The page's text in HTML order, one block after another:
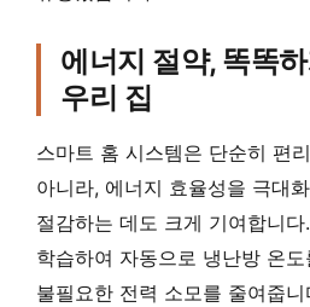
에너지 절약, 똑똑
우리 집
스마트 홈 시스템은 단순히 편
아니라, 에너지 효율성을 극대
절감하는 데도 크게 기여합니
학습하여 자동으로 냉난방 온
불필요한 전력 소모를 줄여줍